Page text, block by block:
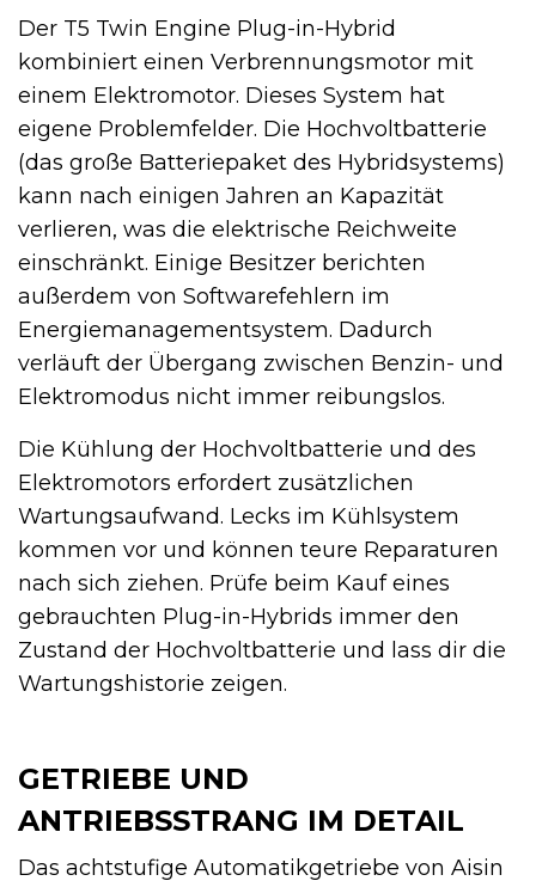
Der T5 Twin Engine Plug-in-Hybrid
kombiniert einen Verbrennungsmotor mit
einem Elektromotor. Dieses System hat
eigene Problemfelder. Die Hochvoltbatterie
(das große Batteriepaket des Hybridsystems)
kann nach einigen Jahren an Kapazität
verlieren, was die elektrische Reichweite
einschränkt. Einige Besitzer berichten
außerdem von Softwarefehlern im
Energiemanagementsystem. Dadurch
verläuft der Übergang zwischen Benzin- und
Elektromodus nicht immer reibungslos.
Die Kühlung der Hochvoltbatterie und des
Elektromotors erfordert zusätzlichen
Wartungsaufwand. Lecks im Kühlsystem
kommen vor und können teure Reparaturen
nach sich ziehen. Prüfe beim Kauf eines
gebrauchten Plug-in-Hybrids immer den
Zustand der Hochvoltbatterie und lass dir die
Wartungshistorie zeigen.
GETRIEBE UND
ANTRIEBSSTRANG IM DETAIL
Das achtstufige Automatikgetriebe von Aisin